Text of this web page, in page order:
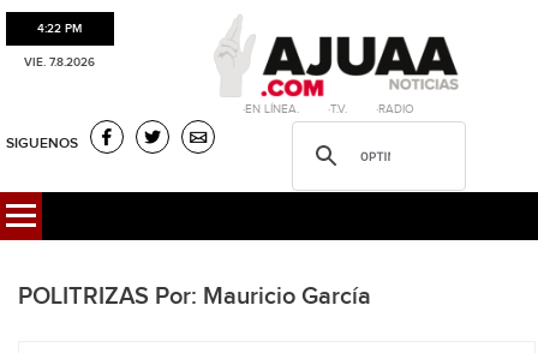
4:22 PM
VIE. 7.8.2026
·EN LÍNEA. ·T.V. ·RADIO
SIGUENOS
POLITRIZAS Por: Mauricio García